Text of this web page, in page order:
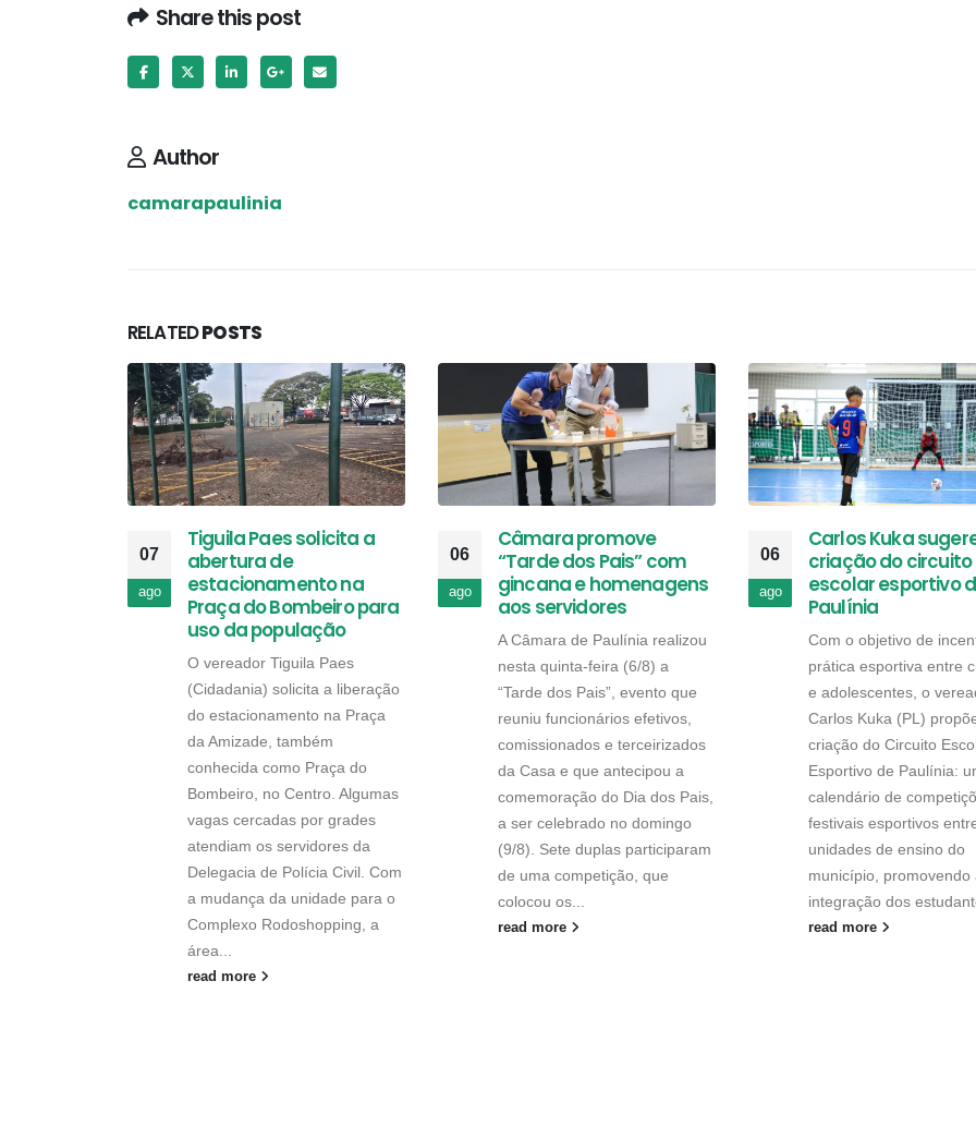
Share this post
Author
camarapaulinia
RELATEDPOSTS
07
ago
Tiguila Paes solicita a
abertura de
estacionamento na
Praça do Bombeiro para
uso da população
O vereador Tiguila Paes
(Cidadania) solicita a liberação
do estacionamento na Praça
da Amizade, também
conhecida como Praça do
Bombeiro, no Centro. Algumas
vagas cercadas por grades
atendiam os servidores da
Delegacia de Polícia Civil. Com
a mudança da unidade para o
Complexo Rodoshopping, a
área...
read more
06
ago
Câmara promove
“Tarde dos Pais” com
gincana e homenagens
aos servidores
A Câmara de Paulínia realizou
nesta quinta-feira (6/8) a
“Tarde dos Pais”, evento que
reuniu funcionários efetivos,
comissionados e terceirizados
da Casa e que antecipou a
comemoração do Dia dos Pais,
a ser celebrado no domingo
(9/8). Sete duplas participaram
de uma competição, que
colocou os...
read more
06
ago
Carlos Kuka
criação do circuito
escolar esportivo
Paulínia
Com o objetivo de
prática esportiva entre
e adolescentes, o
Carlos Kuka (PL)
criação do Circuito
Esportivo de Paulínia:
calendário de
festivais esportivos
unidades de ensino do
município, promovendo
integração dos
read more